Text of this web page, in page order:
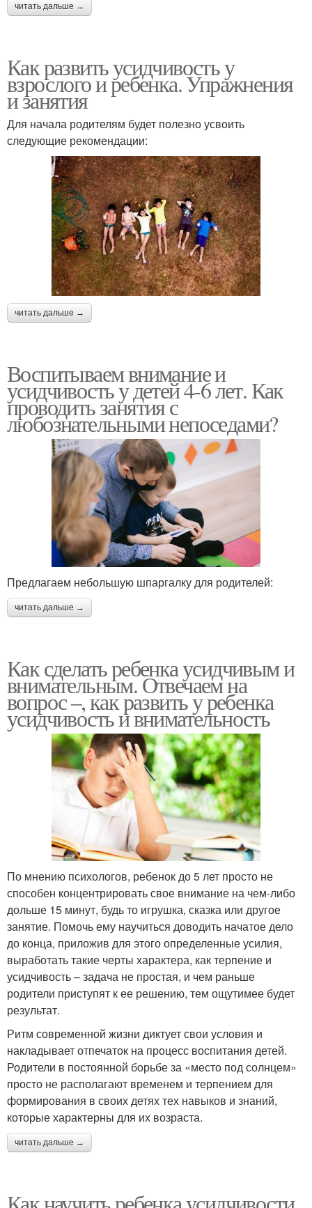
читать дальше →
Как развить усидчивость у
взрослого и ребенка. Упражнения
и занятия
Для начала родителям будет полезно усвоить
следующие рекомендации:
читать дальше →
Воспитываем внимание и
усидчивость у детей 4-6 лет. Как
проводить занятия с
любознательными непоседами?
Предлагаем небольшую шпаргалку для родителей:
читать дальше →
Как сделать ребенка усидчивым и
внимательным. Отвечаем на
вопрос –, как развить у ребенка
усидчивость и внимательность
По мнению психологов, ребенок до 5 лет просто не
способен концентрировать свое внимание на чем-либо
дольше 15 минут, будь то игрушка, сказка или другое
занятие. Помочь ему научиться доводить начатое дело
до конца, приложив для этого определенные усилия,
выработать такие черты характера, как терпение и
усидчивость – задача не простая, и чем раньше
родители приступят к ее решению, тем ощутимее будет
результат.
Ритм современной жизни диктует свои условия и
накладывает отпечаток на процесс воспитания детей.
Родители в постоянной борьбе за «место под солнцем»
просто не располагают временем и терпением для
формирования в своих детях тех навыков и знаний,
которые характерны для их возраста.
читать дальше →